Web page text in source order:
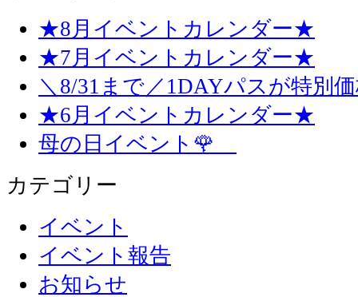
★8月イベントカレンダー★
★7月イベントカレンダー★
＼8/31まで／1DAYパスが特別
★6月イベントカレンダー★
母の日イベント🌹
カテゴリー
イベント
イベント報告
お知らせ